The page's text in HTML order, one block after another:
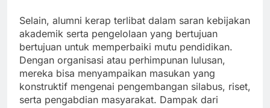
Selain, alumni kerap terlibat dalam saran kebijakan
akademik serta pengelolaan yang bertujuan
bertujuan untuk memperbaiki mutu pendidikan.
Dengan organisasi atau perhimpunan lulusan,
mereka bisa menyampaikan masukan yang
konstruktif mengenai pengembangan silabus, riset,
serta pengabdian masyarakat. Dampak dari